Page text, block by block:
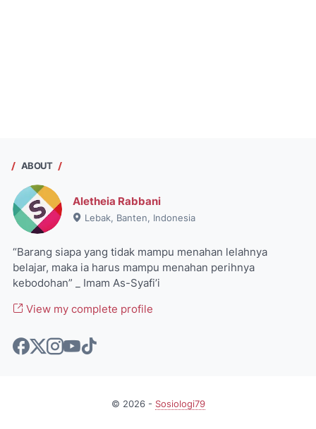
ABOUT
Aletheia Rabbani
Lebak, Banten, Indonesia
“Barang siapa yang tidak mampu menahan lelahnya
belajar, maka ia harus mampu menahan perihnya
kebodohan” _ Imam As-Syafi’i
View my complete profile
© 2026- Sosiologi79